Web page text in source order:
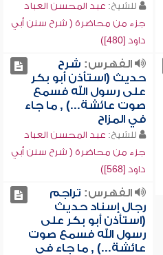
للشيخ: عبد المحسن العباد
جزء من محاضرة ( شرح سنن أبي
داود [480])
الفهرس: شرح
حديث (استأذن أبو بكر
على رسول الله فسمع
صوت عائشة...) , ما جاء
في المزاح
للشيخ: عبد المحسن العباد
جزء من محاضرة ( شرح سنن أبي
داود [568])
الفهرس: تراجم
رجال إسناد حديث
(استأذن أبو بكر على
رسول الله فسمع صوت
عائشة...) , ما جاء في